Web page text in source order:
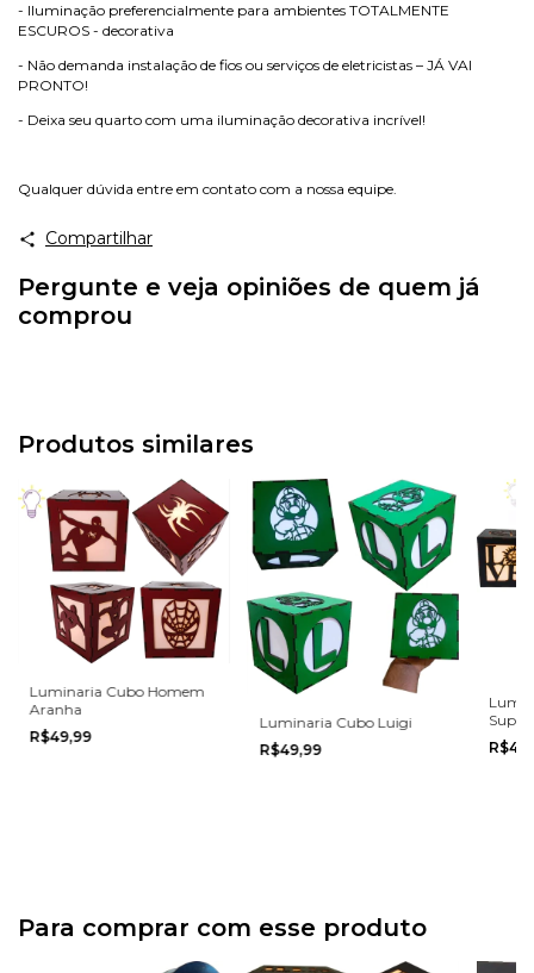
- Iluminação preferencialmente para ambientes TOTALMENTE
ESCUROS - decorativa
- Não demanda instalação de fios ou serviços de eletricistas – JÁ VAI
PRONTO!
- Deixa seu quarto com uma iluminação decorativa incrível!
Qualquer dúvida entre em contato com a nossa equipe.
Compartilhar
Pergunte e veja opiniões de quem já
comprou
Produtos similares
Luminaria Cubo Homem
Aranha
R$49,99
Luminaria Cubo Luigi
R$49,99
Para comprar com esse produto